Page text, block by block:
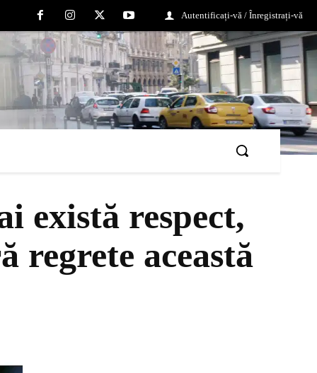
Autentificați-vă / Înregistrați-vă
există respect,
regrete această